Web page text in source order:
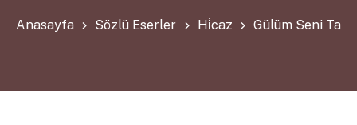
Anasayfa Sözlü Eserler Hi̇caz Gülüm Seni